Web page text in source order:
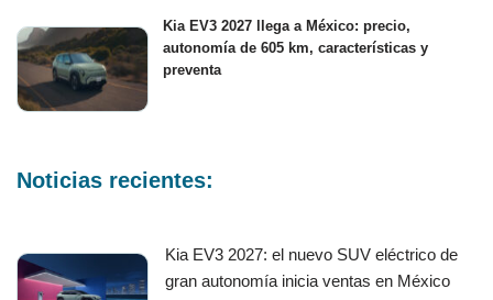
Kia EV3 2027 llega a México: precio,
autonomía de 605 km, características y
preventa
Noticias recientes:
Kia EV3 2027: el nuevo SUV eléctrico de
gran autonomía inicia ventas en México